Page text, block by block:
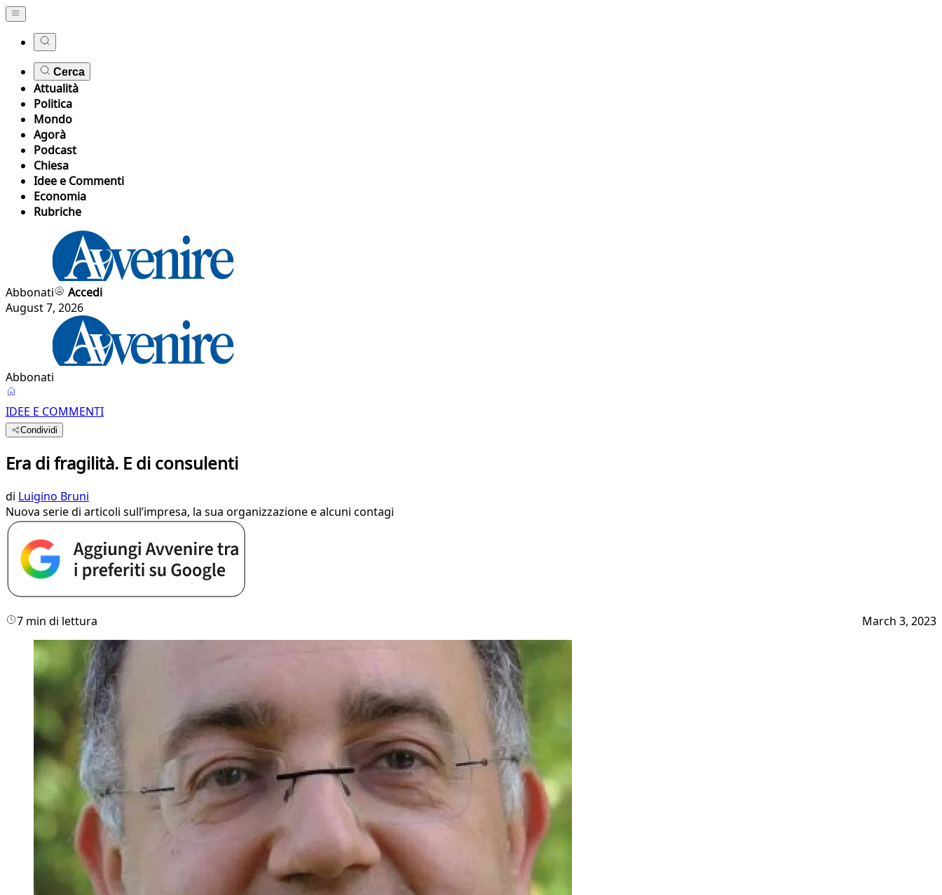
Cerca
Attualità
Politica
Mondo
Agorà
Podcast
Chiesa
Idee e Commenti
Economia
Rubriche
Abbonati
Accedi
August 7, 2026
Abbonati
IDEE E COMMENTI
Condividi
Era di fragilità. E di consulenti
di Luigino Bruni
Nuova serie di articoli sull’impresa, la sua organizzazione e alcuni contagi
7 min di lettura March 3, 2023